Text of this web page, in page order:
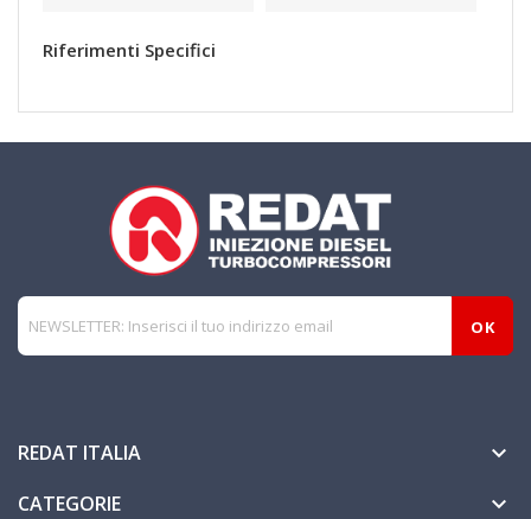
Riferimenti Specifici
REDAT ITALIA 
CATEGORIE 